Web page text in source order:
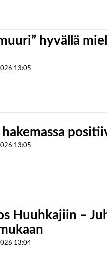
hyvällä
13:05
13:05
Huuhkajiin –
13:04